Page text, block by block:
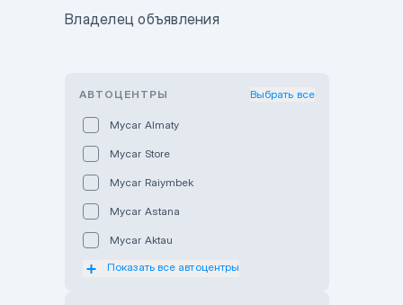
Владелец объявления
АВТОЦЕНТРЫ Выбрать все
Mycar Almaty
Mycar Store
Mycar Raiymbek
Mycar Astana
Mycar Aktau
Mycar Uralsk
Показать все автоцентры